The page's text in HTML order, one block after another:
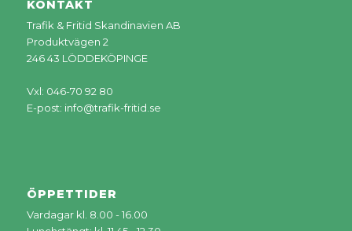
KONTAKT
Trafik & Fritid Skandinavien AB
Produktvägen 2
246 43 LÖDDEKÖPINGE
Vxl: 046-70 92 80
E-post: info@trafik-fritid.se
ÖPPETTIDER
Vardagar kl. 8.00 - 16.00